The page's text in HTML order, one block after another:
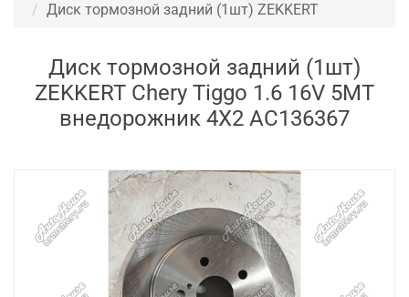
Диск тормозной задний (1шт) ZEKKERT
Диск тормозной задний (1шт)
ZEKKERT Chery Tiggo 1.6 16V 5MT
внедорожник 4X2 AC136367